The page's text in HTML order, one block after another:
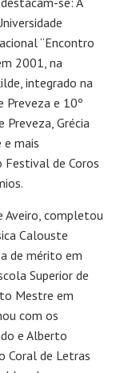
“Encontro
2001, na
integrado na
Preveza e 10º
Preveza, Grécia
mais
de Coros
completou
Calouste
de mérito em
Superior de
Mestre em
com os
e Alberto
Coral de Letras